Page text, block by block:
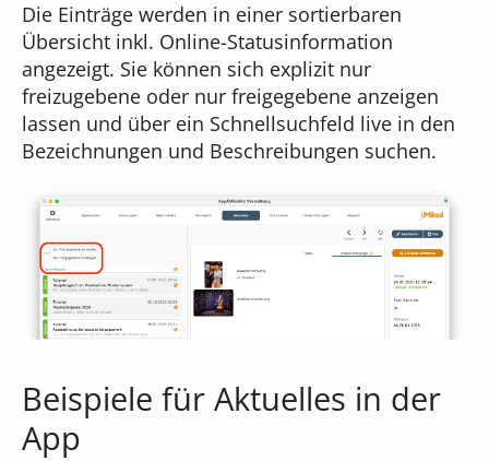
Die Einträge werden in einer sortierbaren
Übersicht inkl. Online-Statusinformation
angezeigt. Sie können sich explizit nur
freizugebene oder nur freigegebene anzeigen
lassen und über ein Schnellsuchfeld live in den
Bezeichnungen und Beschreibungen suchen.
Beispiele für Aktuelles in der
App